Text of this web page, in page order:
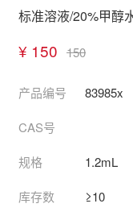
标准溶液/20%甲醇
¥ 150 150
产品编号 83985x
CAS号
规格 1.2mL
库存数 ≥10